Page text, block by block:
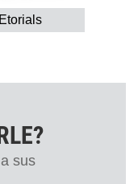
sus